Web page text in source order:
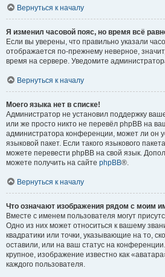
Вернуться к началу
Я изменил часовой пояс, но время всё
Если вы уверены, что правильно указали
отображается по-прежнему неверное,
время на сервере. Уведомите
Вернуться к началу
Моего языка нет в списке!
Администратор не установил поддержку
или же просто никто не перевёл phpBB на
администратора конференции, может ли он
языковой пакет. Если такого языкового
можете перевести phpBB на свой язык.
можете получить на сайте phpBB®.
Вернуться к началу
Что означают изображения рядом с моим
Вместе с именем пользователя могут
Одно из них может относиться к вашему
квадратики или точки, указывающие на то,
оставили, или на ваш статус на
крупное, изображение известно как
каждого пользователя.